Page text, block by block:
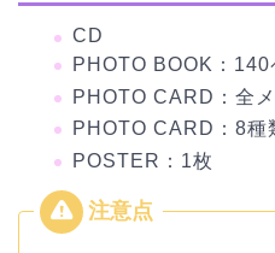
CD
PHOTO BOOK：140
PHOTO CARD：全
PHOTO CARD：8種
POSTER：1枚